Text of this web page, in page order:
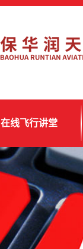
在线飞行讲堂